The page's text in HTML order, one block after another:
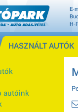
E-
H-
HASZNÁLT AUTÓK
autóink